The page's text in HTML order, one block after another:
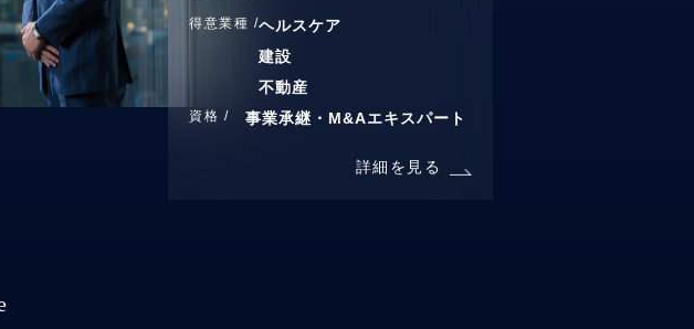
得意業種 /ヘルスケア
建設
不動産
資格 / 事業承継・M&Aエキスパート
詳細を見る